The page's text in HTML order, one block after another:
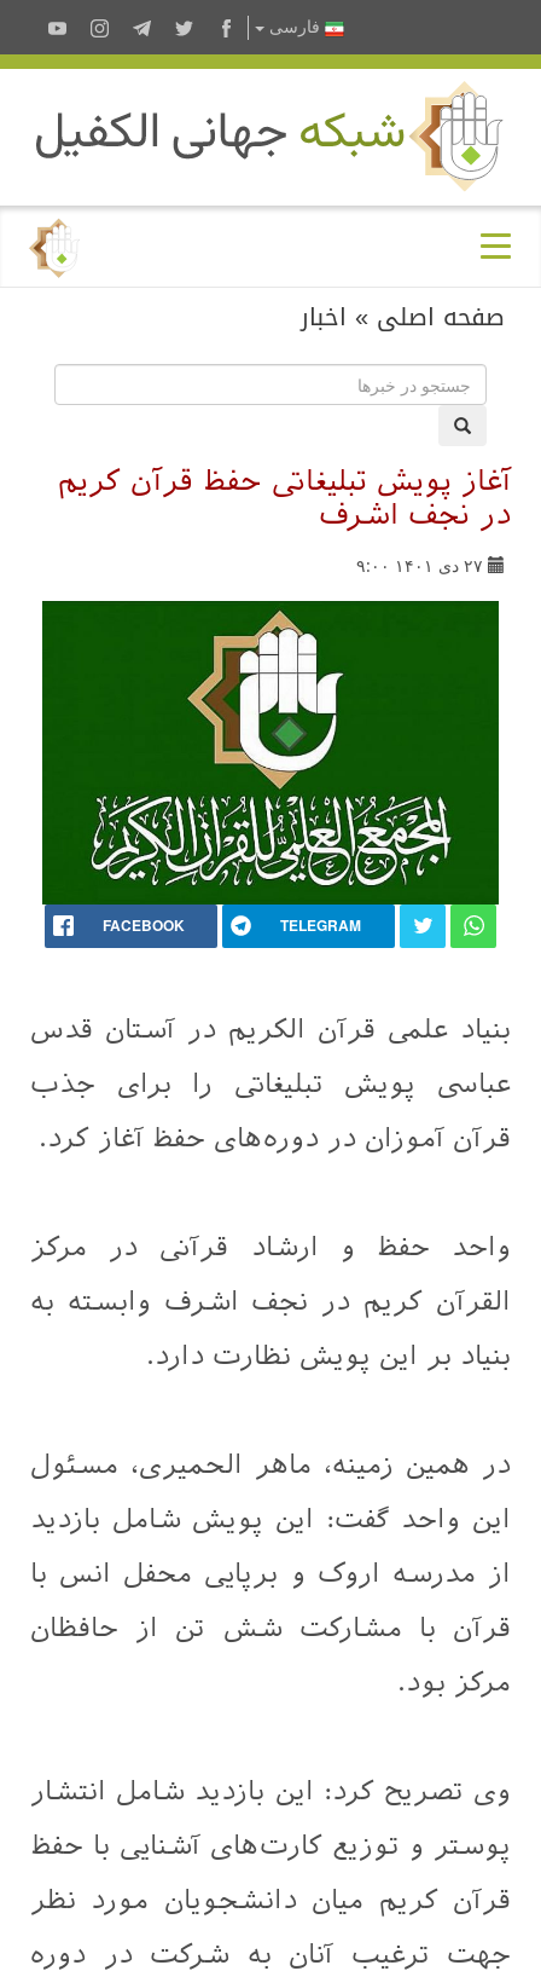
فارسى
صفحه اصلی » اخبار
آغاز پویش تبلیغاتی حفظ قرآن کریم
در نجف اشرف
۲۷ دی ۱۴۰۱ ۹:۰۰
FACEBOOK TELEGRAM
بنیاد علمی قرآن الکریم در آستان قدس
عباسی پویش تبلیغاتی را برای جذب
قرآن آموزان در دوره‌های حفظ آغاز کرد.
واحد حفظ و ارشاد قرآنی در مرکز
القرآن کریم در نجف اشرف وابسته به
بنیاد بر این پویش نظارت دارد.
در همین زمینه، ماهر الحميری، مسئول
این واحد گفت: این پویش شامل بازدید
از مدرسه اروک و برپایی محفل انس با
قرآن با مشارکت شش تن از حافظان
مرکز بود.
وی تصریح کرد: این بازدید شامل انتشار
پوستر و توزیع کارت‌های آشنایی با حفظ
قرآن کریم میان دانشجویان مورد نظر
جهت ترغیب آنان به شرکت در دوره